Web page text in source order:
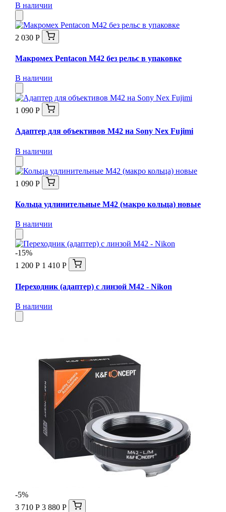
В наличии
2 030 Р
Макромех Pentaсon M42 без рельс в упаковке
В наличии
1 090 Р
Адаптер для объективов M42 на Sony Nex Fujimi
В наличии
1 090 Р
Кольца удлинительные М42 (макро кольца) новые
В наличии
-15%
1 200 Р 1 410 Р
Переходник (адаптер) с линзой М42 - Nikon
В наличии
-5%
3 710 Р 3 880 Р